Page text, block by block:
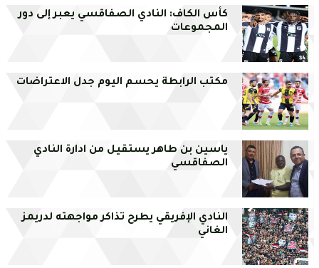
كأس الكاف: النادي الصفاقسي يعبر إلى دور
المجموعات
مكتب الرابطة يحسم اليوم جدل الاعتراضات
ياسين بن طاهر يستقيل من ادارة النادي
الصفاقسي
النادي الإفريقي يطرح تذاكر مواجهته لدريمز
الغاني